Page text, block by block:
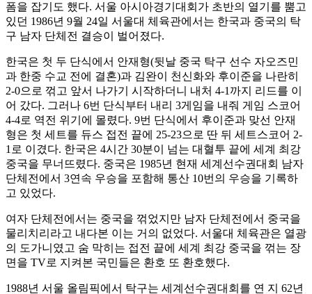
폼을 잡기도 했다. 서울 아시아경기대회가 초반의 열기를 뿜고
있던 1986년 9월 24일 서울대 체육관에서는 한국과 중국의 탁
구 남자 단체전 결승이 벌어졌다.
한국은 첫 두 단식에서 안재형(뒷날 중국 탁구 선수 자오즈민
과 한중 수교 전에 결혼)과 김완이 천신화와 후이준을 나란히
2-0으로 꺾고 앞서 나가기 시작하더니 내처 4-1까지 리드를 이
어 갔다. 그러나 6번 단식부터 내리 3게임을 내줘 게임 스코어
4-4로 역전 위기에 몰렸다. 9번 단식에서 후이준과 맞선 안재
형은 첫 세트를 듀스 접전 끝에 25-23으로 딴 뒤 세트스코어 2-
1로 이겼다. 한국은 4시간 30분이 넘는 대혈투 끝에 세계 최강
중국을 무너뜨렸다. 중국은 1985년 현재 세계선수권대회 남자
단체전에서 3연속 우승을 포함해 통산 10번의 우승을 기록하
고 있었다.
여자 단체전에서는 중국을 꺾었지만 남자 단체전에서 중국을
물리치리라고 내다본 이는 거의 없었다. 서울대 체육관은 열광
의 도가니였고 숨 막히는 접전 끝에 세계 최강 중국을 꺾는 장
면을 TV로 지켜본 국민들은 환호 또 환호했다.
1988년 서울 올림픽에서 탁구는 세계선수권대회를 연 지 62년